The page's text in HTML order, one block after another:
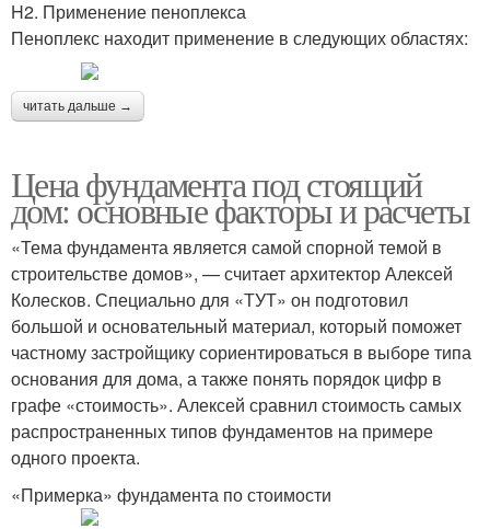
H2. Применение пеноплекса
Пеноплекс находит применение в следующих областях:
читать дальше →
Цена фундамента под стоящий
дом: основные факторы и расчеты
«Тема фундамента является самой спорной темой в
строительстве домов», — считает архитектор Алексей
Колесков. Специально для «ТУТ» он подготовил
большой и основательный материал, который поможет
частному застройщику сориентироваться в выборе типа
основания для дома, а также понять порядок цифр в
графе «стоимость». Алексей сравнил стоимость самых
распространенных типов фундаментов на примере
одного проекта.
«Примерка» фундамента по стоимости